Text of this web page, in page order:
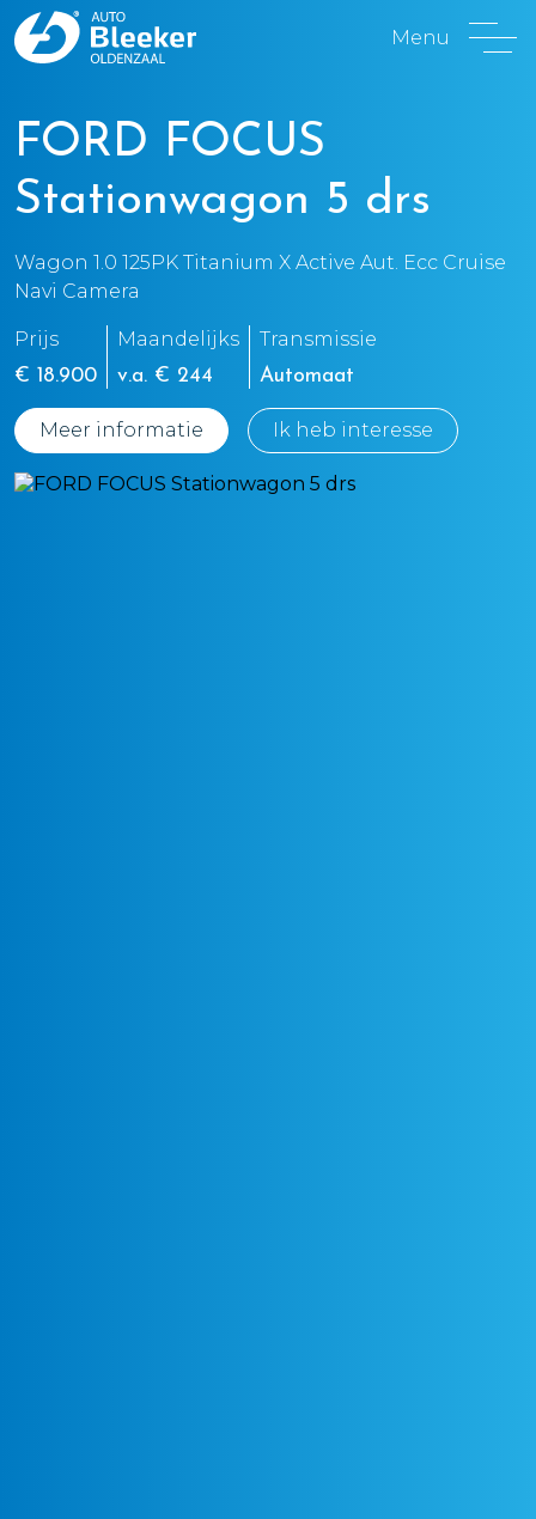
Menu
FORD FOCUS
Stationwagon 5 drs
Wagon 1.0 125PK Titanium X Active Aut. Ecc Cruise
Navi Camera
Prijs
€ 18.900
Maandelijks
v.a. € 244
Transmissie
Automaat
Meer informatie Ik heb interesse